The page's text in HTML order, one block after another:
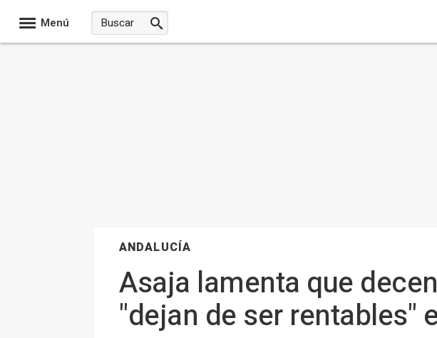
Menú
ANDALUCÍA
Asaja lamenta que
"dejan de ser rentables"